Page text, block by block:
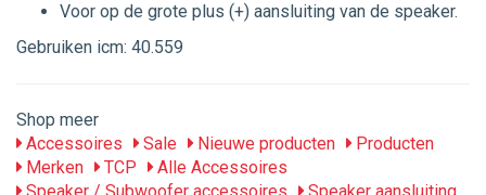
Voor op de grote plus (+) aansluiting van de speaker.
Gebruiken icm: 40.559
Shop meer
Accessoires
Sale Nieuwe producten
Producten
Merken
TCP
Alle Accessoires